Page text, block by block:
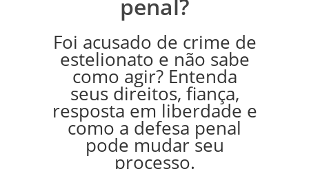
penal?
Foi acusado de crime de
estelionato e não sabe
como agir? Entenda
seus direitos, fiança,
resposta em liberdade e
como a defesa penal
pode mudar seu
processo.